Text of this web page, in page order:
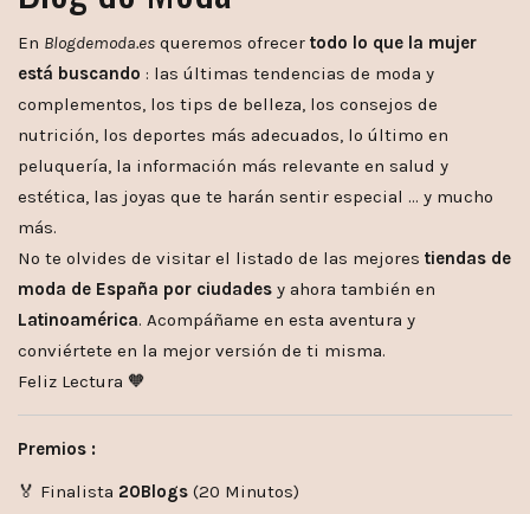
En Blogdemoda.es queremos ofrecer todo lo que la mujer
está buscando : las últimas tendencias de moda y
complementos, los tips de belleza, los consejos de
nutrición, los deportes más adecuados, lo último en
peluquería, la información más relevante en salud y
estética, las joyas que te harán sentir especial … y mucho
más.
No te olvides de visitar el listado de las mejores tiendas de
moda de España por ciudades y ahora también en
Latinoamérica. Acompáñame en esta aventura y
conviértete en la mejor versión de ti misma.
Feliz Lectura 🧡
Premios :
🏅 Finalista 20Blogs (20 Minutos)